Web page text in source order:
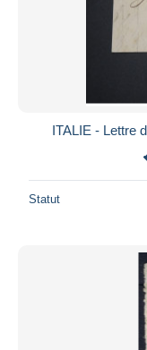
ITALIE - Lettre
Statut